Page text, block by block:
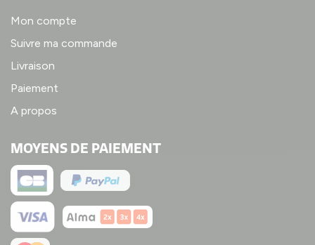
Mon compte
Suivre ma commande
Livraison
Paiement
A propos
MOYENS DE PAIEMENT